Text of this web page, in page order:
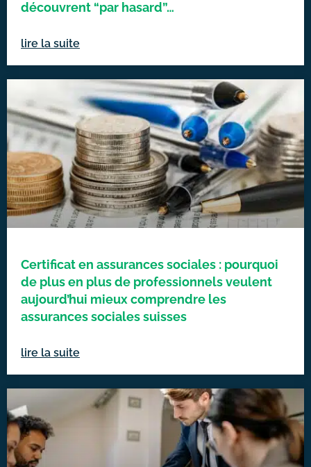
découvrent “par hasard”…
lire la suite
Certificat en assurances sociales : pourquoi
de plus en plus de professionnels veulent
aujourd’hui mieux comprendre les
assurances sociales suisses
lire la suite